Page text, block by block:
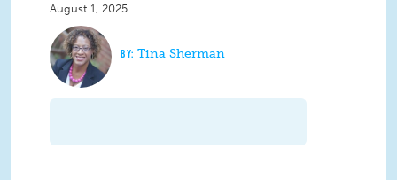
August 1, 2025
Tina Sherman